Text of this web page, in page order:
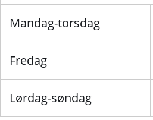
Mandag-torsdag
Fredag
Lørdag-søndag